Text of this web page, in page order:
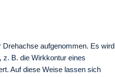
aufgenommen. Es wird
z. B. die Wirkkontur eines
Auf diese Weise lassen sich